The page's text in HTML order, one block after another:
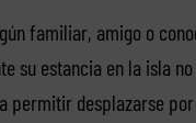
familiar, amigo o
su estancia en la isla
permitir desplazarse